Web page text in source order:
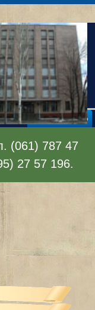
Відкрити меню
(061) 787 47
27 57 196.